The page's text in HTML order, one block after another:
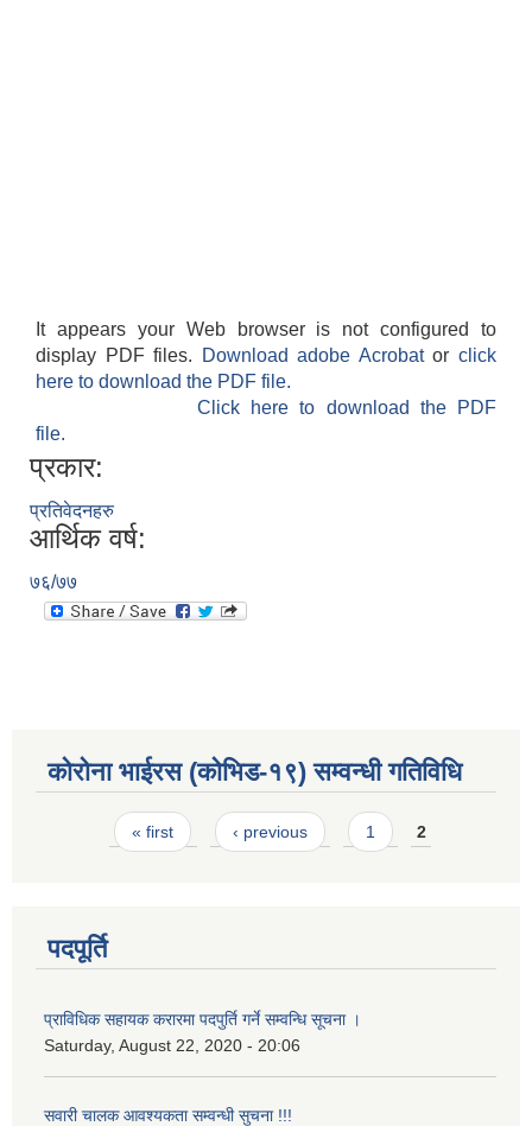
It appears your Web browser is not configured to
display PDF files.
Download adobe Acrobatorclick
here to download the PDF file.
Click here to download the PDF
file.
प्रकार:
प्रतिवेदनहरु
आर्थिक वर्ष:
७६/७७
कोरोना भाईरस (कोभिड-१९) सम्वन्धी गतिविधि
Pages« first ‹ previous 1 2
पदपूर्ति
प्राविधिक सहायक करारमा पदपुर्ति गर्ने सम्वन्धि सूचना ।
Saturday, August 22, 2020 - 20:06
सवारी चालक आवश्यकता सम्वन्धी सुचना !!!